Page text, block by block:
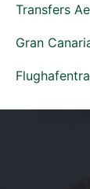
Transfers
Gran